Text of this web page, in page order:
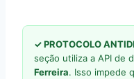
✓ PROTOCOLO
seção utiliza a API de
Ferreira. Isso impede